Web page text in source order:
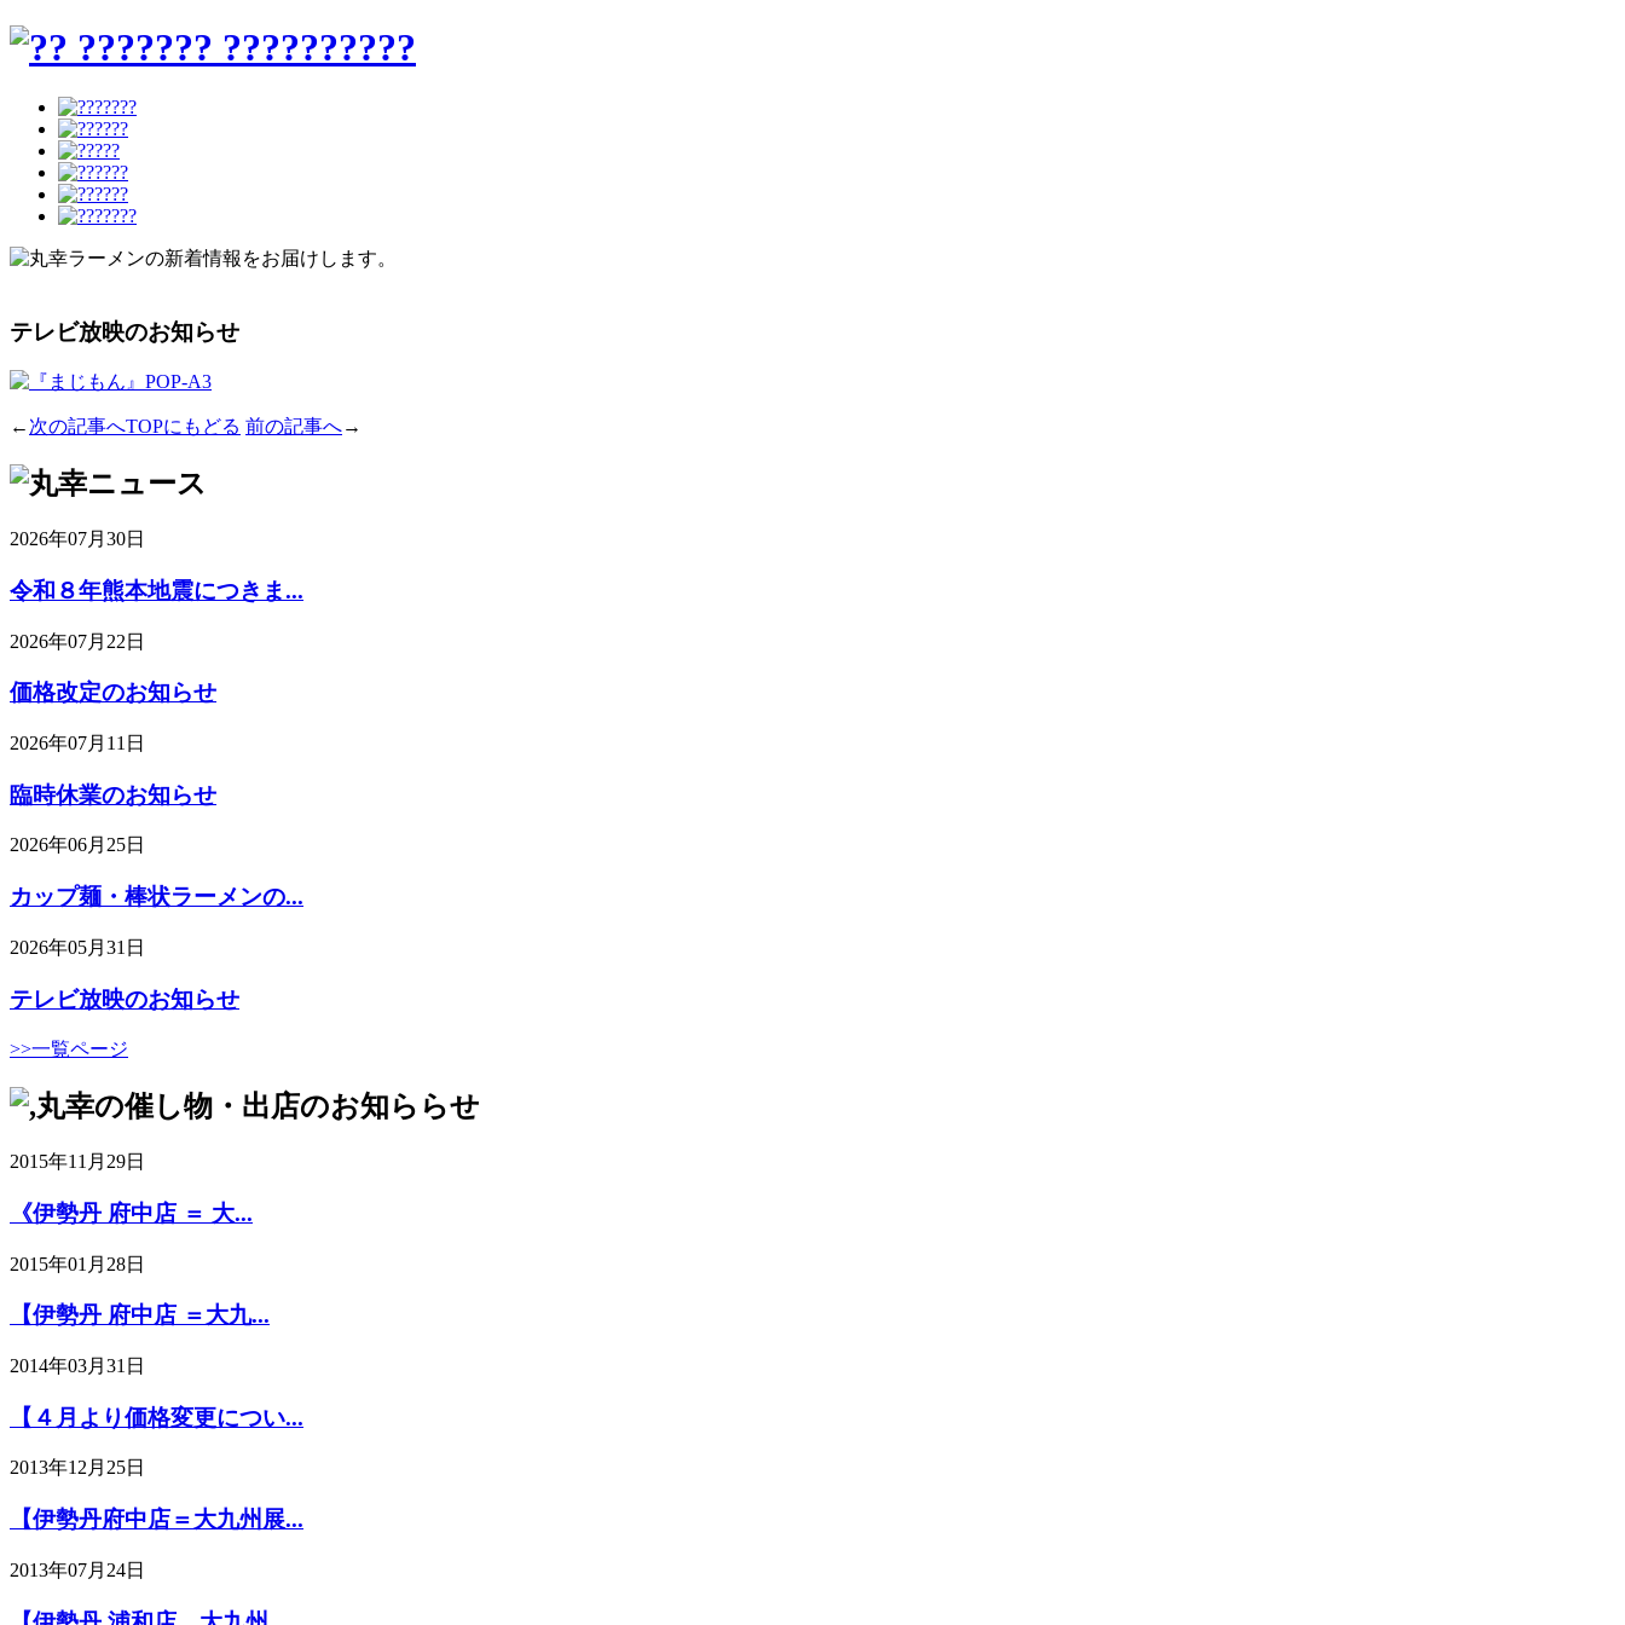
テレビ放映のお知らせ
← 次の記事へTOPにもどる 前の記事へ→
2026年07月30日
令和８年熊本地震につきま...
2026年07月22日
価格改定のお知らせ
2026年07月11日
臨時休業のお知らせ
2026年06月25日
カップ麺・棒状ラーメンの...
2026年05月31日
テレビ放映のお知らせ
>>一覧ページ
2015年11月29日
《伊勢丹 府中店 ＝ 大...
2015年01月28日
【伊勢丹 府中店 ＝大九...
2014年03月31日
【４月より価格変更につい...
2013年12月25日
【伊勢丹府中店＝大九州展...
2013年07月24日